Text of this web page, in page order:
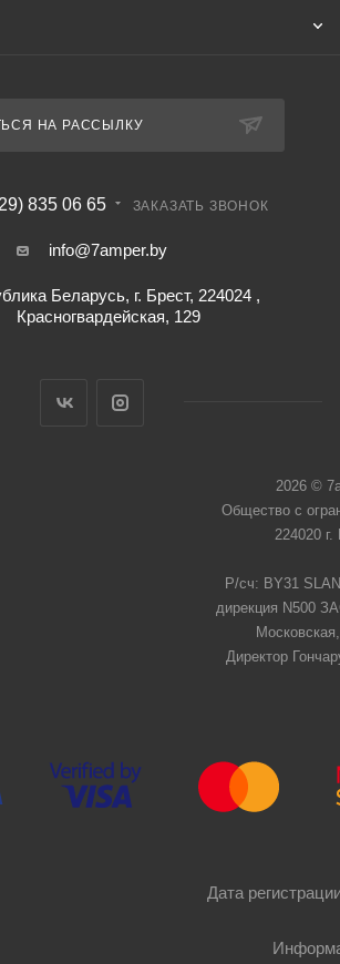
НА РАССЫЛКУ
835 06 65 ЗАКАЗАТЬ ЗВОНОК
info@7amper.by
Беларусь, г. Брест, 224024 ,
Красногвардейская, 129
2026 ©
Общество с
224020
Р/сч: BY31
дирекция N500
Директор
Дата